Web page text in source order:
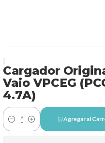
Cargador
Vaio VPCEG
4.7A)
Cantidad
Agregar al